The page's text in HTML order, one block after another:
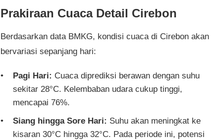
Prakiraan Cuaca Detail Cirebon
Berdasarkan data BMKG, kondisi cuaca di Cirebon akan
bervariasi sepanjang hari:
Pagi Hari: Cuaca diprediksi berawan dengan suhu
sekitar 28°C. Kelembaban udara cukup tinggi,
mencapai 76%.
Siang hingga Sore Hari: Suhu akan meningkat ke
kisaran 30°C hingga 32°C. Pada periode ini, potensi